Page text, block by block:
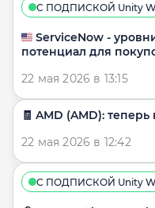
С ПОДПИСКОЙ Unity
🇺🇸 ServiceNow -
потенциал для
22 мая 2026 в 13:15
🧾 AMD (AMD):
22 мая 2026 в 12:42
С ПОДПИСКОЙ Unity